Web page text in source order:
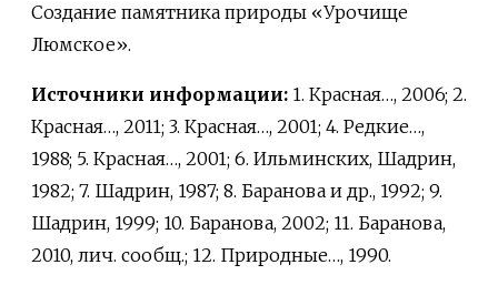
Создание памятника природы «Урочище
Люмское».
Источники информации: 1. Красная…, 2006; 2.
Красная…, 2011; 3. Красная…, 2001; 4. Редкие…,
1988; 5. Красная…, 2001; 6. Ильминских, Шадрин,
1982; 7. Шадрин, 1987; 8. Баранова и др., 1992; 9.
Шадрин, 1999; 10. Баранова, 2002; 11. Баранова,
2010, лич. сообщ.; 12. Природные…, 1990.